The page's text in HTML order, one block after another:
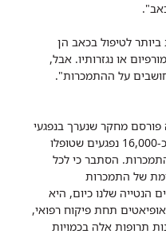
לטיפול בכאב הן
או נגזרותיו. אבל,
על ההתמכרות".
יותר מ-30 שנה פורסם מחקר שנערך בנפגעי
מלחמה בצבא ארה"ב ועל פיו, מתוך כ-16,000 נפגעים שטופלו
הסתבר כי לכל
של התמכרות
הנטייה שלנו כיום, היא
תחת פיקוח רפואי,
תרופות אלה בכמויות